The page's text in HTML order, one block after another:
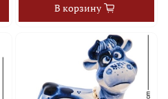
В корзину